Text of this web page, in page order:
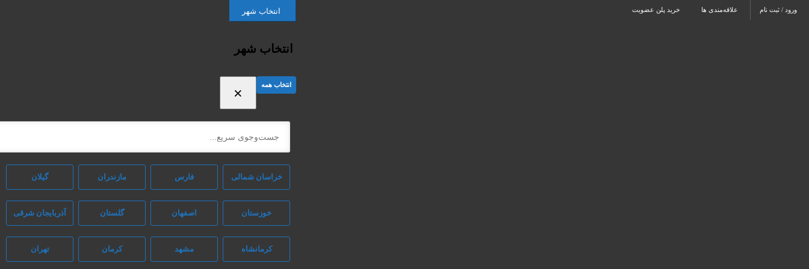
انتخاب شهر
انتخاب شهر
انتخاب همه ×
خراسان شمالی فارس مازندران گیلان
خوزستان اصفهان گلستان آذربایجان شرقی
کرمانشاه مشهد کرمان تهران
ورود / ثبت نام علاقه‌مندی ها خرید پلن عضویت